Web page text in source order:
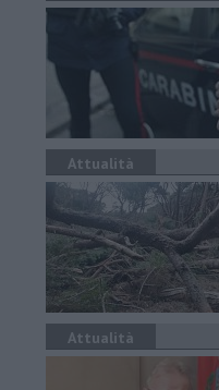
Attualità
Attualità